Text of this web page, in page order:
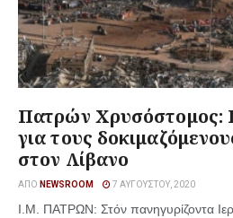
Πατρών Χρυσόστομος:
για τους
στον Λίβανο
ΑΠΌ NEWSROOM 7 ΑΥΓΟΎΣΤΟΥ, 2020
Ι.Μ. ΠΑΤΡΩΝ: Στόν πανηγυρίζοντα